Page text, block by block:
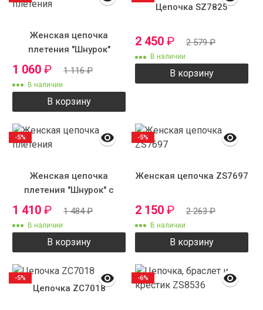
Женская цепочка
плетения "Шнурок"
1 060 ₽ 1 116₽
В наличии
В корзину
Цепочка SZ7825
2 450 ₽ 2 579₽
В наличии
В корзину
Женская цепочка
плетения "Шнурок" с
рисунком
1 410 ₽ 1 484₽
В наличии
В корзину
-5%
Женская цепочка ZS7697
2 150 ₽ 2 263₽
В наличии
В корзину
-5%
Цепочка ZC7018
-5% -6%